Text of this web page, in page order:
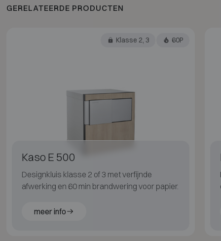
GERELATEERDE PRODUCTEN
Klasse 2, 3 60P
Kaso E 500
Designkluis klasse 2 of 3 met verfijnde
afwerking en 60 min brandwering voor papier.
meer info